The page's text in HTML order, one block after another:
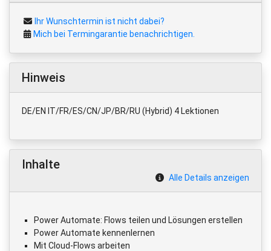
Ihr Wunschtermin ist nicht dabei?
Mich bei Termingarantie benachrichtigen.
Hinweis
DE/EN IT/FR/ES/CN/JP/BR/RU (Hybrid) 4 Lektionen
Inhalte
Alle Details anzeigen
Power Automate: Flows teilen und Lösungen erstellen
Power Automate kennenlernen
Mit Cloud-Flows arbeiten